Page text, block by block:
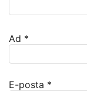
Ad *
E-posta *